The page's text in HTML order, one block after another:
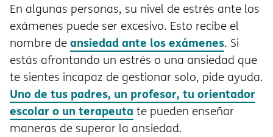
En algunas personas, su nivel de estrés ante los
exámenes puede ser excesivo. Esto recibe el
nombre deansiedad ante los exámenes. Si
estás afrontando un estrés o una ansiedad que
te sientes incapaz de gestionar solo, pide ayuda.
Uno de tus padres, un profesor, tu orientador
escolar o un terapeuta te pueden enseñar
maneras de superar la ansiedad.